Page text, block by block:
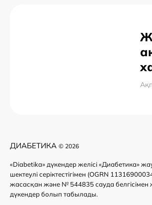
ДИАБЕТИКА © 2026
«Diabetika» дүкендер желісі «Диабетика»
шектеулі серіктестігімен (OGRN
жасасқан және № 544835 сауда белгісімен
дүкендер болып табылады.